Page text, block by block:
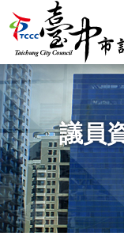
議員